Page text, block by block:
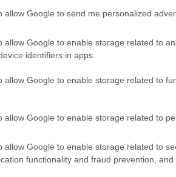
allow Google to send me personalized
allow Google to enable storage related to
identifiers in apps.
allow Google to enable storage related to
allow Google to enable storage related to
allow Google to enable storage related to
functionality and fraud prevention, and